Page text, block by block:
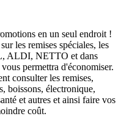
en un seul endroit !
les remises spéciales, les
ALDI, NETTO et dans
permettra d'économiser.
consulter les remises,
boissons, électronique,
et autres et ainsi faire vos
coût.